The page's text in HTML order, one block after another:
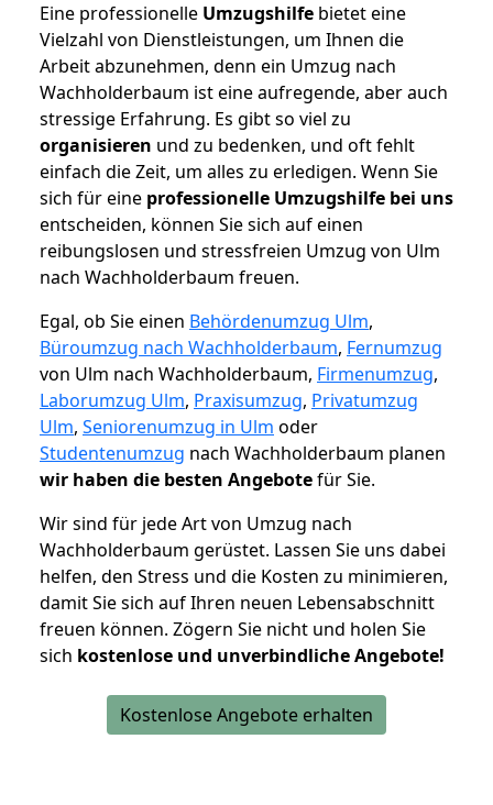
Eine professionelle Umzugshilfe bietet eine
Vielzahl von Dienstleistungen, um Ihnen die
Arbeit abzunehmen, denn ein Umzug nach
Wachholderbaum ist eine aufregende, aber auch
stressige Erfahrung. Es gibt so viel zu
organisieren und zu bedenken, und oft fehlt
einfach die Zeit, um alles zu erledigen. Wenn Sie
sich für eine professionelle Umzugshilfe bei uns
entscheiden, können Sie sich auf einen
reibungslosen und stressfreien Umzug von Ulm
nach Wachholderbaum freuen.
Egal, ob Sie einen Behördenumzug Ulm,
Büroumzug nach Wachholderbaum, Fernumzug
von Ulm nach Wachholderbaum, Firmenumzug,
Laborumzug Ulm, Praxisumzug, Privatumzug
Ulm, Seniorenumzug in Ulm oder
Studentenumzug nach Wachholderbaum planen
wir haben die besten Angebotefür Sie.
Wir sind für jede Art von Umzug nach
Wachholderbaum gerüstet. Lassen Sie uns dabei
helfen, den Stress und die Kosten zu minimieren,
damit Sie sich auf Ihren neuen Lebensabschnitt
freuen können. Zögern Sie nicht und holen Sie
sich kostenlose und unverbindliche Angebote!
Kostenlose Angebote erhalten